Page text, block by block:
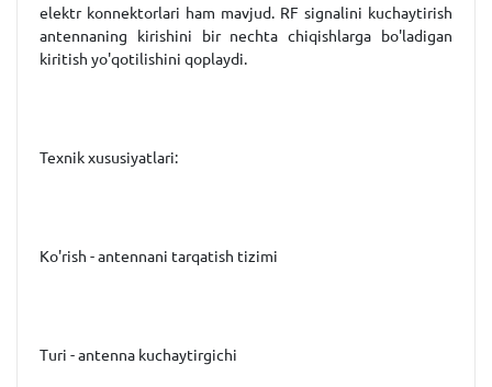
elektr konnektorlari ham mavjud. RF signalini kuchaytirish
antennaning kirishini bir nechta chiqishlarga bo'ladigan
kiritish yo'qotilishini qoplaydi.
Texnik xususiyatlari:
Ko'rish - antennani tarqatish tizimi
Turi - antenna kuchaytirgichi